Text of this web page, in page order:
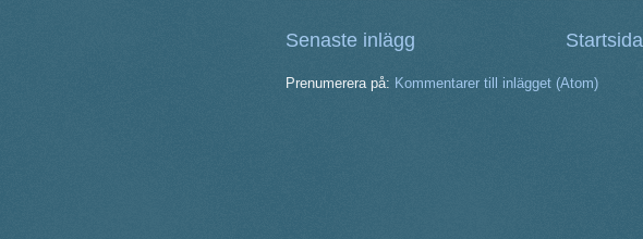
Senaste inlägg Startsida
Prenumerera på: Kommentarer till inlägget (Atom)